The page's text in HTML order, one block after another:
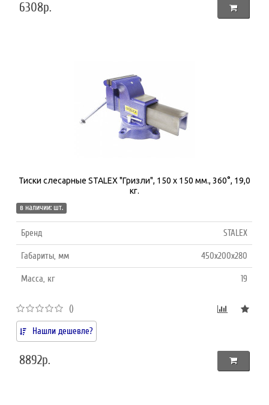
6308р.
Тиски слесарные STALEX "Гризли", 150 х 150 мм., 360°, 19,0
кг.
в наличии: шт.
Бренд STALEX
Габариты, мм 450x200x280
Масса, кг 19
()
Нашли дешевле?
8892р.